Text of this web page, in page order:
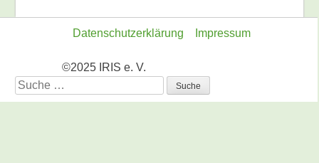
Datenschutzerklärung Impressum
©2025 IRIS e. V.
Suche
nach: